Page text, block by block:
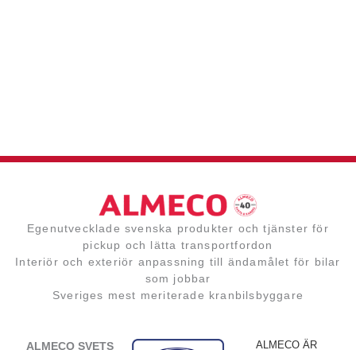
Egenutvecklade svenska produkter och tjänster för
pickup och lätta transportfordon
Interiör och exteriör anpassning till ändamålet för bilar
som jobbar
Sveriges mest meriterade kranbilsbyggare
ALMECO SVETS ALMECO ÄR